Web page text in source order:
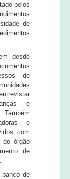
pelos
de
desde
de
e
e
com
do órgão
de
banco de